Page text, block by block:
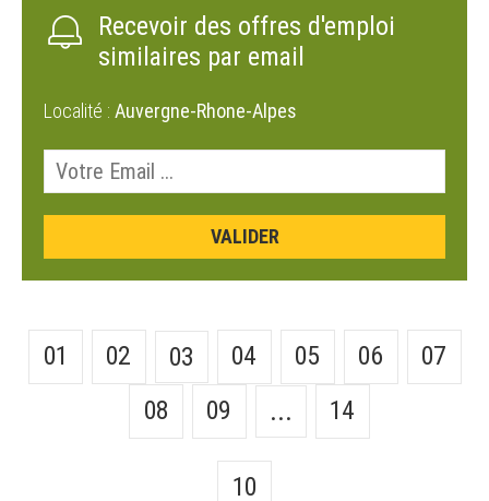
Recevoir des offres d'emploi
similaires par email
Localité : Auvergne-Rhone-Alpes
01 02 03 04 05 06
07
08
09 ... 14
10